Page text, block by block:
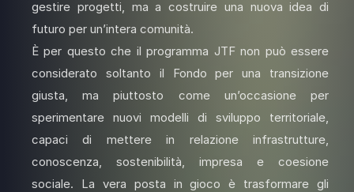
gestire progetti, ma a costruire una nuova idea di
futuro per un’intera comunità.
È per questo che il programma JTF non può essere
considerato soltanto il Fondo per una transizione
giusta, ma piuttosto come un’occasione per
sperimentare nuovi modelli di sviluppo territoriale,
capaci di mettere in relazione infrastrutture,
conoscenza, sostenibilità, impresa e coesione
sociale. La vera posta in gioco è trasformare gli